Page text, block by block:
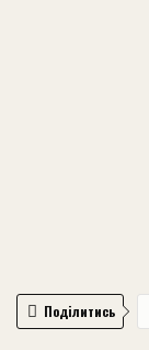
Поділитись